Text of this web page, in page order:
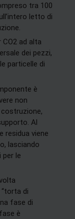
tra 100
letto di
CO2 ad alta
dei pezzi,
particelle di
è
non
Al
residua viene
lasciando
le
di
fase di
è